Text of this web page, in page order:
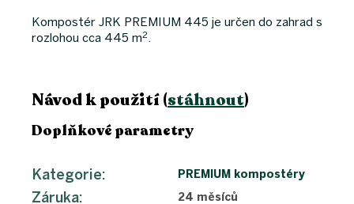
Kompostér JRK PREMIUM 445 je určen do zahrad s
rozlohou cca 445 m2.
Návod k použití (stáhnout)
Doplňkové parametry
Kategorie: PREMIUM kompostéry
Záruka: 24 měsíců